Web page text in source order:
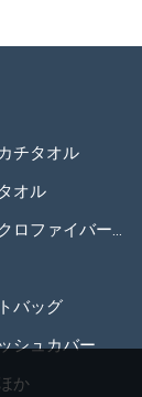
チタオル
オル
マイクロファイバータオル
バッグ
シュカバー
か